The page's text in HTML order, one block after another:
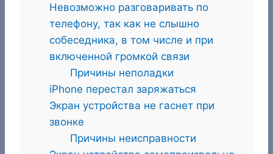
Невозможно разговаривать по
телефону, так как не слышно
собеседника, в том числе и при
включенной громкой связи
Причины неполадки
iPhone перестал заряжаться
Экран устройства не гаснет при
звонке
Причины неисправности